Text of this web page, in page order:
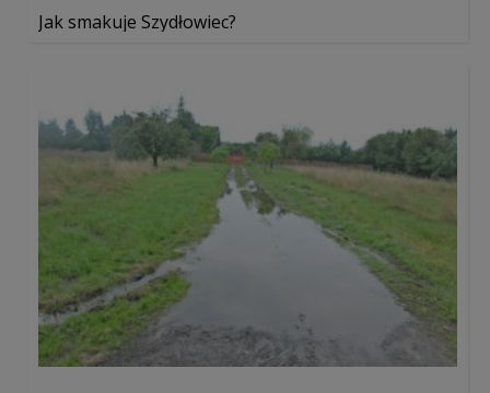
Jak smakuje Szydłowiec?